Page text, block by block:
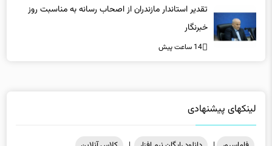
تقدیر استاندار مازندران از اصحاب رسانه به مناسبت روز
خبرنگار
14 ساعت پیش
لینکهای پیشنهادی